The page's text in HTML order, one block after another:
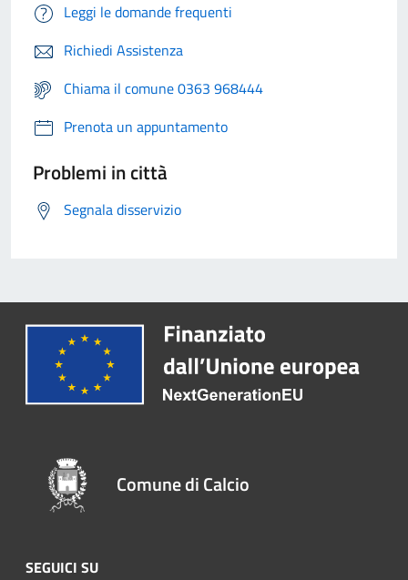
Leggi le domande frequenti
Richiedi Assistenza
Chiama il comune 0363 968444
Prenota un appuntamento
Problemi in città
Segnala disservizio
Comune di Calcio
SEGUICI SU